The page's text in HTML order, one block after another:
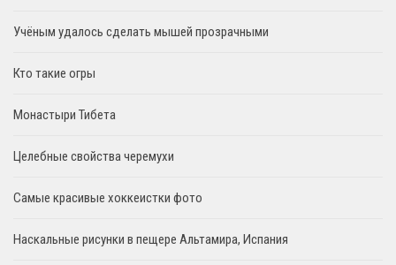
Учёным удалось сделать мышей прозрачными
Кто такие огры
Монастыри Тибета
Целебные свойства черемухи
Самые красивые хоккеистки фото
Наскальные рисунки в пещере Альтамира, Испания